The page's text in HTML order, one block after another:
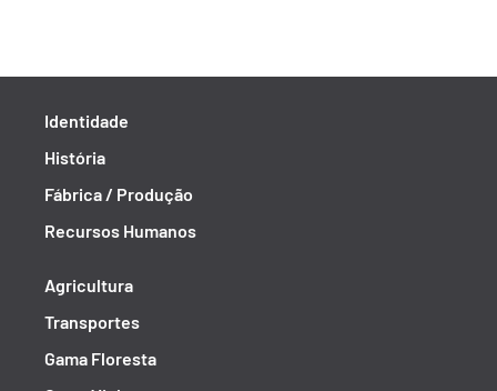
Identidade
História
Fábrica / Produção
Recursos Humanos
Agricultura
Transportes
Gama Floresta